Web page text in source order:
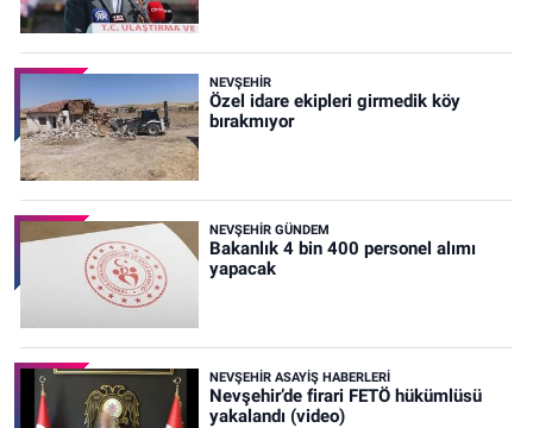
NEVŞEHIR
Özel idare ekipleri girmedik köy
bırakmıyor
NEVŞEHIR GÜNDEM
Bakanlık 4 bin 400 personel alımı
yapacak
NEVŞEHIR ASAYIŞ HABERLERI
Nevşehir’de firari FETÖ hükümlüsü
yakalandı (video)